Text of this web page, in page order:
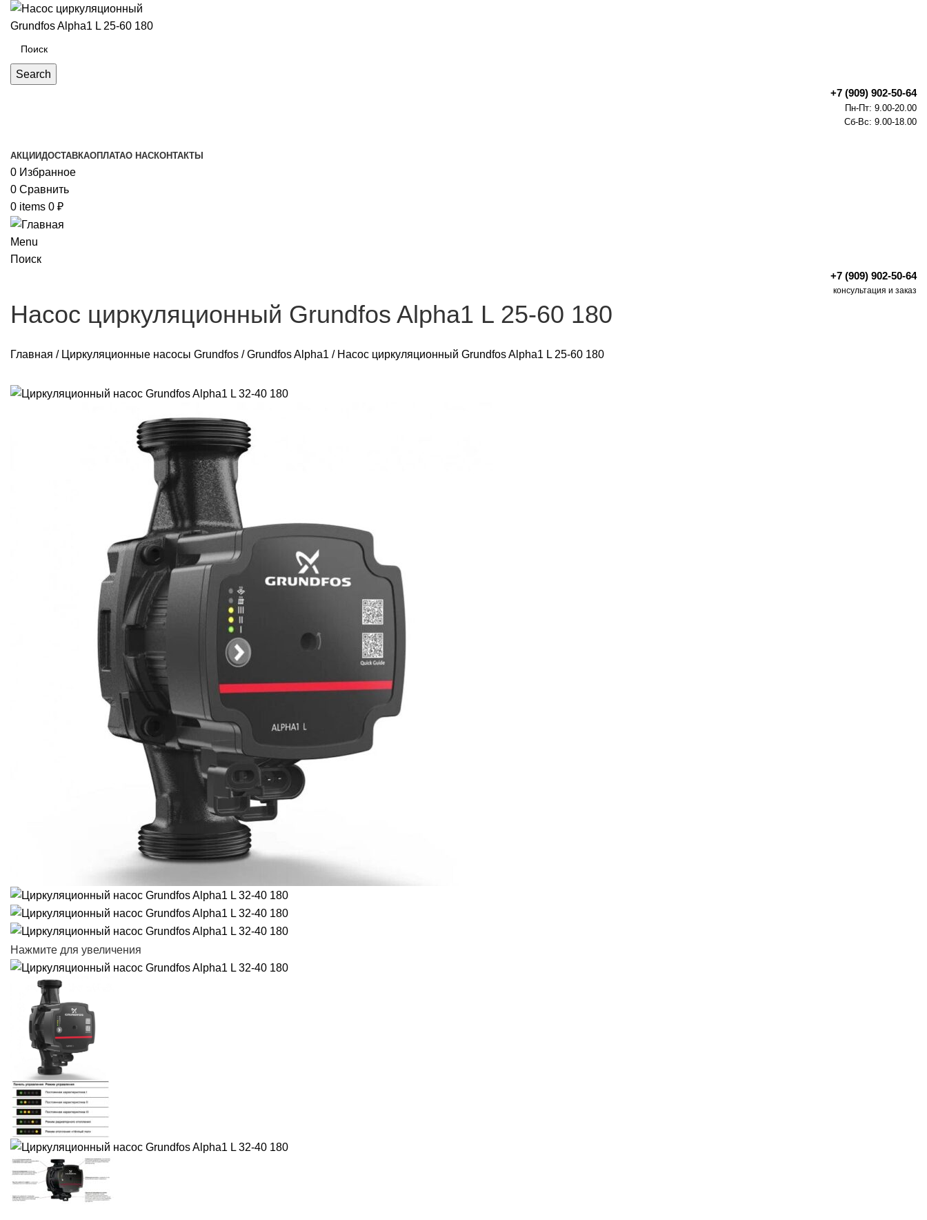
Search
+7 (909) 902-50-64
Пн-Пт: 9.00-20.00
Сб-Вс: 9.00-18.00
АКЦИИДОСТАВКАОПЛАТАО НАСКОНТАКТЫ
0 Избранное
0 Сравнить
0 items 0 ₽
Menu
Поиск
+7 (909) 902-50-64
консультация и заказ
Насос циркуляционный Grundfos Alpha1 L 25-60 180
Главная / Циркуляционные насосы Grundfos /Grundfos Alpha1 / Насос циркуляционный Grundfos Alpha1 L 25-60 180
Нажмите для увеличения